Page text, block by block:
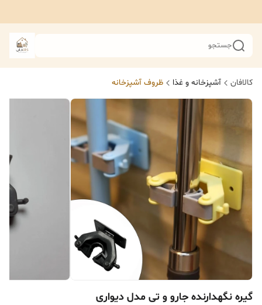
جستجو
کالافان آشپزخانه و غذا ظروف آشپزخانه
گیره نگهدارنده جارو و تی مدل دیواری